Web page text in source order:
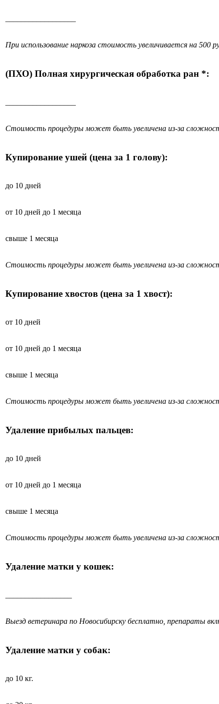
При использование наркоза стоимость увеличивается на 500
(ПХО) Полная хирургическая обработка ран *:
Стоимость процедуры может быть увеличена из-за
Купирование ушей (цена за 1 голову):
до 10 дней
от 10 дней до 1 месяца
свыше 1 месяца
Стоимость процедуры может быть увеличена из-за
Купирование хвостов (цена за 1 хвост):
от 10 дней
от 10 дней до 1 месяца
свыше 1 месяца
Стоимость процедуры может быть увеличена из-за
Удаление прибылых пальцев:
до 10 дней
от 10 дней до 1 месяца
свыше 1 месяца
Стоимость процедуры может быть увеличена из-за
Удаление матки у кошек:
Выезд ветеринара по Новосибирску бесплатно, препараты
Удаление матки у собак:
до 10 кг.